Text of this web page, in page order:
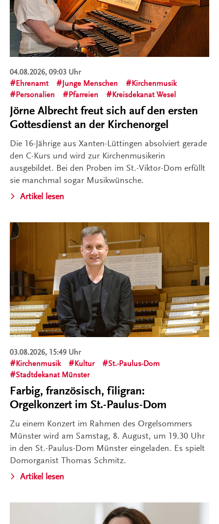
04.08.2026, 09:03 Uhr
Ehrenamt
Junge Menschen
Kirchenmusik
Personalien
Pfarreien Kreisdekanat Wesel
Jörne Albrecht freut sich auf den ersten
Gottesdienst an der Kirchenorgel
Die 16-Jährige aus Xanten-Lüttingen absolviert gerade
den C-Kurs und wird zur Kirchenmusikerin
ausgebildet. Bei den Proben im St.-Viktor-Dom erfüllt
sie manchmal sogar Musikwünsche.
Artikel lesen
03.08.2026, 15:49 Uhr
Kirchenmusik
Kultur
St.-Paulus-Dom
Stadtdekanat Münster
Farbig, französisch, filigran:
Orgelkonzert im St.-Paulus-Dom
Zu einem Konzert im Rahmen des Orgelsommers
Münster wird am Samstag, 8. August, um 19.30 Uhr
in den St.-Paulus-Dom Münster eingeladen. Es spielt
Domorganist Thomas Schmitz.
Artikel lesen